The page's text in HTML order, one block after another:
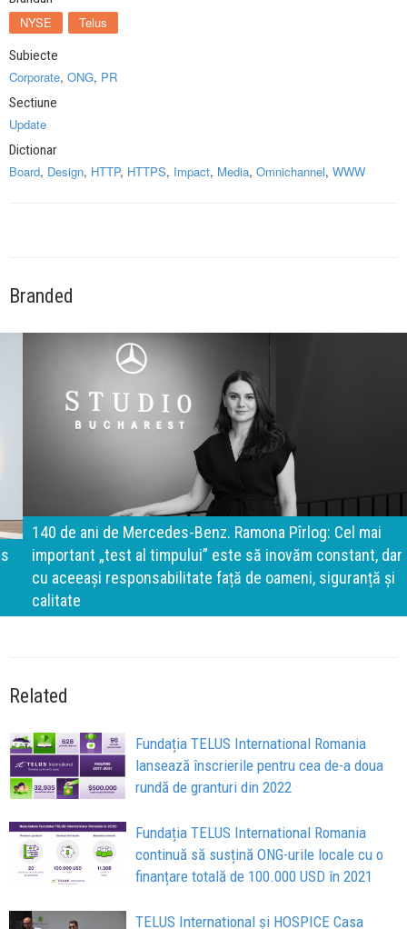
NYSE Telus
Subiecte
Corporate, ONG, PR
Sectiune
Update
Dictionar
Board, Design, HTTP, HTTPS, Impact, Media, Omnichannel, WWW
Branded
140 de ani de Mercedes-Benz. Ramona Pîrlog: Cel mai
important „test al timpului” este să inovăm constant, dar
cu aceeași responsabilitate față de oameni, siguranță și
calitate
Related
Fundația TELUS International Romania
lansează înscrierile pentru cea de-a doua
rundă de granturi din 2022
Fundația TELUS International Romania
continuă să susțină ONG-urile locale cu o
finanțare totală de 100.000 USD în 2021
TELUS International și HOSPICE Casa